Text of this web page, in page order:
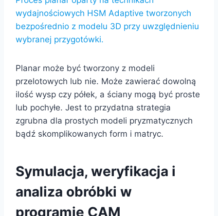
wydajnościowych HSM Adaptive tworzonych
bezpośrednio z modelu 3D przy uwzględnieniu
wybranej przygotówki.
Planar może być tworzony z modeli
przelotowych lub nie. Może zawierać dowolną
ilość wysp czy półek, a ściany mogą być proste
lub pochyłe. Jest to przydatna strategia
zgrubna dla prostych modeli pryzmatycznych
bądź skomplikowanych form i matryc.
Symulacja, weryfikacja i
analiza obróbki w
programie CAM